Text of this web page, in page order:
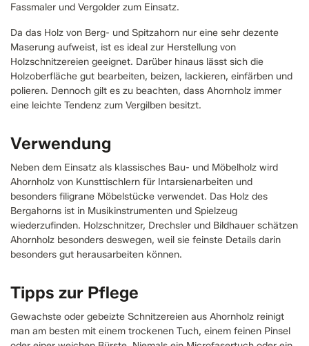
Fassmaler und Vergolder zum Einsatz.
Da das Holz von Berg- und Spitzahorn nur eine sehr dezente
Maserung aufweist, ist es ideal zur Herstellung von
Holzschnitzereien geeignet. Darüber hinaus lässt sich die
Holzoberfläche gut bearbeiten, beizen, lackieren, einfärben und
polieren. Dennoch gilt es zu beachten, dass Ahornholz immer
eine leichte Tendenz zum Vergilben besitzt.
Verwendung
Neben dem Einsatz als klassisches Bau- und Möbelholz wird
Ahornholz von Kunsttischlern für Intarsienarbeiten und
besonders filigrane Möbelstücke verwendet. Das Holz des
Bergahorns ist in Musikinstrumenten und Spielzeug
wiederzufinden. Holzschnitzer, Drechsler und Bildhauer schätzen
Ahornholz besonders deswegen, weil sie feinste Details darin
besonders gut herausarbeiten können.
Tipps zur Pflege
Gewachste oder gebeizte Schnitzereien aus Ahornholz reinigt
man am besten mit einem trockenen Tuch, einem feinen Pinsel